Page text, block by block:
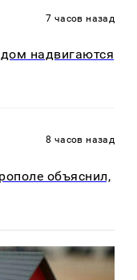
7 часов назад
надвигаются
8 часов назад
объяснил,